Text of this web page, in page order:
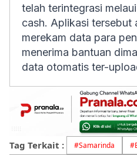
telah terintegrasi
cash. Aplikasi tersebut
merekam data para
menerima bantuan
data otomatis ter-
Tag Terkait : #Samarinda #